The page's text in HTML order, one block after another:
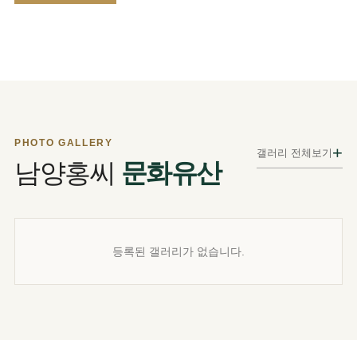
PHOTO GALLERY
남양홍씨 문화유산
갤러리 전체보기 +
등록된 갤러리가 없습니다.